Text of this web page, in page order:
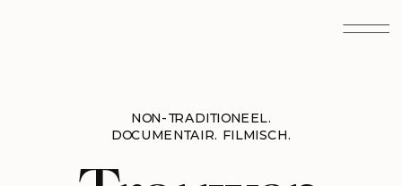
NON-TRADITIONEEL.
DOCUMENTAIR. FILMISCH.